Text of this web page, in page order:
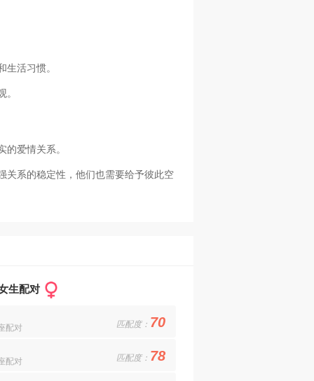
活习惯。
爱情关系。
关系的稳定性，他们也需要给予彼此空
生配对
配对 匹配度： 70
配对 匹配度： 78